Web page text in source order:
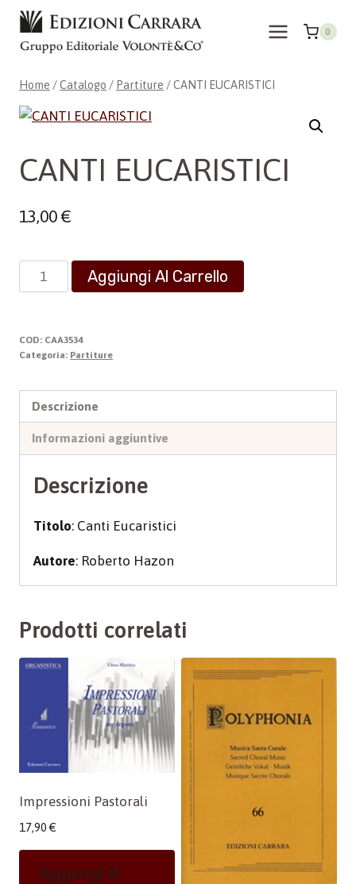
Salta
contenuto
0
Home /Catalogo / Partiture /CANTI EUCARISTICI
CANTI EUCARISTICI
13,00€
CANTI
EUCARISTICI
Aggiungi Al Carrello
COD: CAA3534
Categoria: Partiture
Descrizione
Informazioni aggiuntive
Descrizione
Titolo: Canti Eucaristici
Autore: Roberto Hazon
Prodotti correlati
Impressioni Pastorali
17,90 €
Aggiungi Al